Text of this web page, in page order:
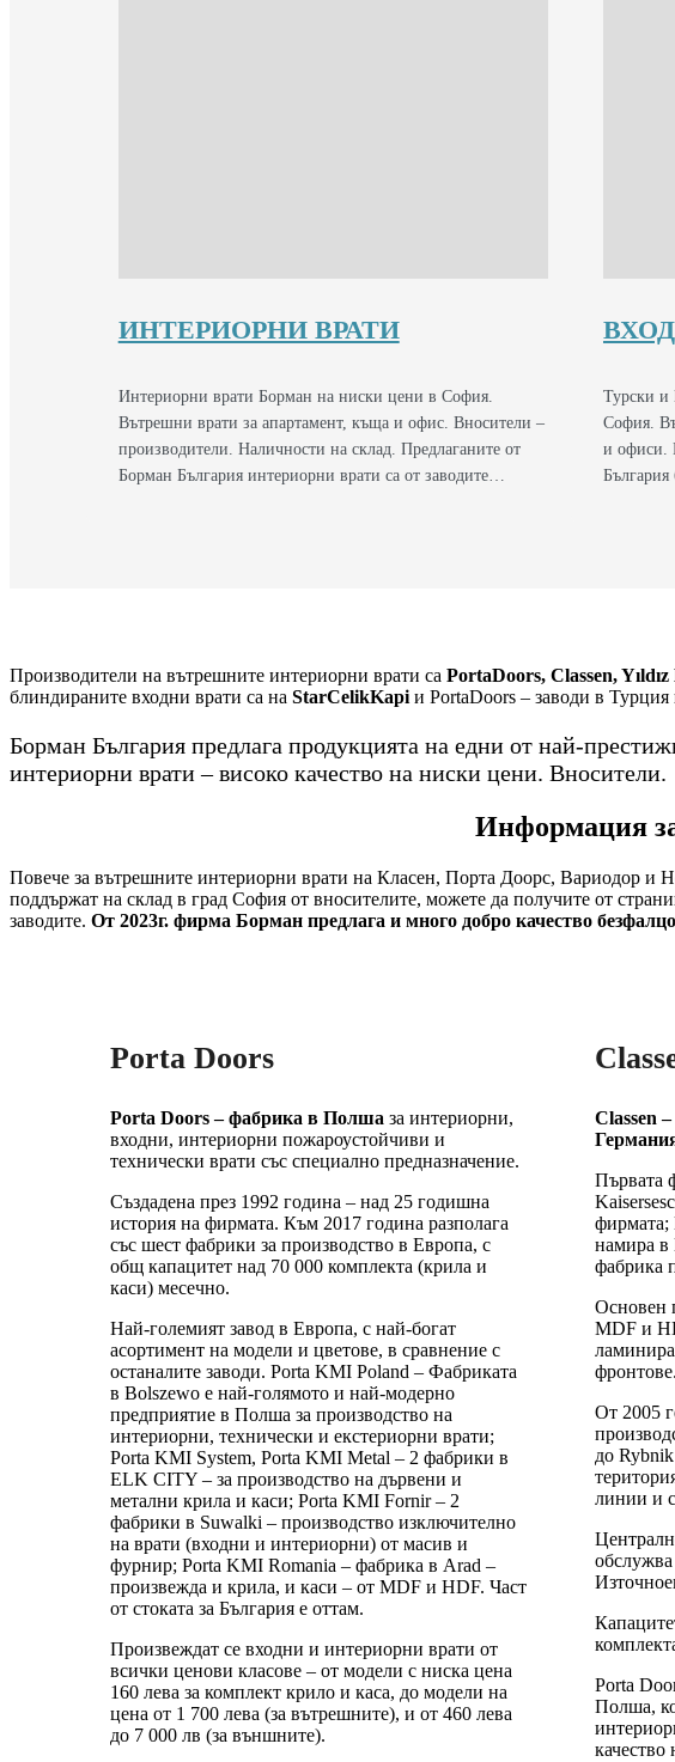
ИНТЕРИОРНИ ВРАТИ
Интериорни врати Борман на ниски цени в София.
Вътрешни врати за апартамент, къща и офис. Вносители –
производители. Наличности на склад. Предлаганите от
Борман България интериорни врати са от заводите…
Турски и
София.
и офиси.
Производители на вътрешните интериорни врати са PortaDoors, Classen,
блиндираните входни врати са на StarCelikKapi и PortaDoors – заводи в
Борман България предлага продукцията на едни от най-
интериорни врати – високо качество на ниски цени. Вносители.
Информация
Повече за вътрешните интериорни врати на Класен, Порта Доорс, Вариодор и
поддържат на склад в град София от вносителите, можете да получите от
заводите. От 2023г. фирма Борман предлага и много добро качество
Porta Doors
Porta Doors – фабрика в Полша за интериорни,
входни, интериорни пожароустойчиви и
технически врати със специално предназначение.
Създадена през 1992 година – над 25 годишна
история на фирмата. Към 2017 година разполага
със шест фабрики за производство в Европа, с
общ капацитет над 70 000 комплекта (крила и
каси) месечно.
Най-големият завод в Европа, с най-богат
асортимент на модели и цветове, в сравнение с
останалите заводи. Porta KMI Poland – Фабриката
в Bolszewo е най-голямото и най-модерно
предприятие в Полша за производство на
интериорни, технически и екстериорни врати;
Porta KMI System, Porta KMI Metal – 2 фабрики в
ELK CITY – за производство на дървени и
метални крила и каси; Porta KMI Fornir – 2
фабрики в Suwalki – производство изключително
на врати (входни и интериорни) от масив и
фурнир; Porta KMI Romania – фабрика в Arad –
произвежда и крила, и каси – от MDF и HDF. Част
от стоката за България е оттам.
Произвеждат се входни и интериорни врати от
всички ценови класове – от модели с ниска цена
160 лева за комплект крило и каса, до модели на
цена от 1 700 лева (за вътрешните), и от 460 лева
до 7 000 лв (за външните).
Classen
Първата
фирмата;
намира в
фабрика
Основен
MDF и
фронтове.
От 2005
до
линии и
Porta
Полша,